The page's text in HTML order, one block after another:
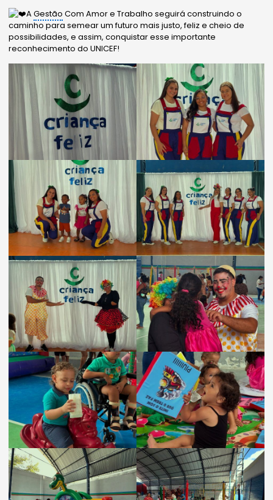
AGestão Com Amor e Trabalho seguirá construindo o
caminho para semear um futuro mais justo, feliz e cheio de
possibilidades, e assim, conquistar esse importante
reconhecimento do UNICEF!